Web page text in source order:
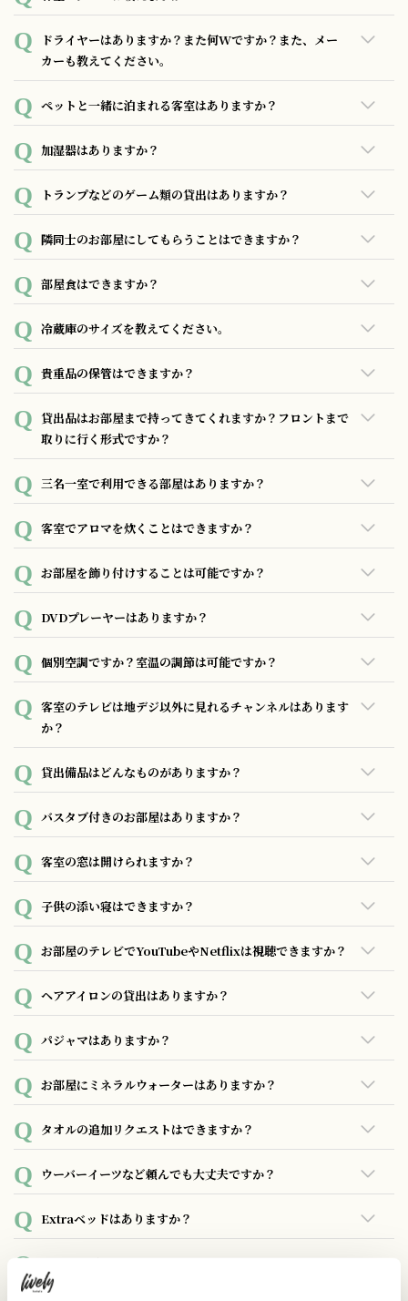
全客室禁煙となっております。1階屋外に指定の喫煙所がござ
いますので、そちらでお願い致します。尚、客室及び指定箇
所以外の場所で喫煙が発覚した場合、規約違反における違反
金として2万5千円を申し受けますのでくれぐれもご注意くだ
さい。
ドライヤーはありますか？また何Wですか？また、メー
カーも教えてください。
Panasonic のドライヤー（1200w ）を客室内に用意してま
す。洗面所にてご利用をお願いします。
ペットと一緒に泊まれる客室はありますか？
あいにく、ペットと泊まれるお部屋はご用意しておりませ
ん。
加湿器はありますか？
無料にてお貸し出ししておりますので、フロントにお声がけ
いただくか、モバイルアクセスからご注文ください。
トランプなどのゲーム類の貸出はありますか？
ゲーム用品（トランプ・UNO・ジェンガなど）の貸出を行っ
ております。
隣同士のお部屋にしてもらうことはできますか？
リクエストとしてお受けすることはできますが、事前の確約
はできかねます。 お部屋タイプや空室状況によってはご期待
に添いかねる場合がございますのであらかじめご了承くださ
い。
部屋食はできますか？
19:30 ～23:00までルームサービスのご用意がございます。
冷蔵庫のサイズを教えてください。
32Lの冷蔵冷凍庫を各お部屋に設置しております。
貴重品の保管はできますか？
現金、その他ご貴重品は客室内の金庫をご利用ください。 フ
ロントにてご貴重品のお預かりはお断りしております。ご了
承ください。
貸出品はお部屋まで持ってきてくれますか？フロントまで
取りに行く形式ですか？
お部屋までお持ち致します。
三名一室で利用できる部屋はありますか？
スーペリアキングルーム、スーペリアツインルーム、
UNWINDロフトルームがございます。 ただし、エキストラベ
ッドのご用意はございませんので、ご注意ください。
客室でアロマを炊くことはできますか？
ご遠慮頂いております。
お部屋を飾り付けすることは可能ですか？
お部屋を傷付けない範囲で飾り付けしていただくことは問題
ございません。 別途¥3,500にて風船、LEDライトなどを使用
した装飾をホテルスタッフにて行う事も可能です。お気軽に
ご相談ください。
DVDプレーヤーはありますか？
DVD・ブルーレイプレーヤー兼用のプレーヤーのご用意がご
ざいます。貸出数に限りがございますので、予めご了承くだ
さい。
個別空調ですか？室温の調節は可能ですか？
個別空調となっており、冷暖房の切り替え、室温の調整も可
能です。
客室のテレビは地デジ以外に見れるチャンネルはあります
か？
Apple TV対応で、Netflixやprime videoなどのネット配信を
テレビリモコンで操作の上で視聴可能です。※ご視聴にはご
自身のアカウントが必要です。
貸出備品はどんなものがありますか？
充電器、ヘアアイロン、美容グッズ、ゲーム類など様々なも
のをご用意しております。モバイルアクセスよりご注文下さ
い。
バスタブ付きのお部屋はありますか？
全客室にバスタブがございます。
客室の窓は開けられますか？
開閉可能です。
子供の添い寝はできますか？
各部屋の定員数以内でしたら、6歳未満のお子様は無料にて添
い寝いただけます。
※スタンダード ダブルルームの定員は、6歳未満 のお子さま
も含め2名となります。
※通常アメニティやタオル類は大人2名様分でご用意しており
ます。必要でしたら無料で追加いたしますので、お気軽にお
声かけください。
お部屋のテレビでYouTubeやNetflixは視聴できますか？
ご自身のアカウントをお持ちであればご視聴可能でございま
す。
ヘアアイロンの貸出はありますか？
お貸出用のヘアアイロンがございます。お貸出し状況によ
り、ご要望にお応えできない場合もございます事を予めご了
承下さい。
パジャマはありますか？
パジャマのご用意がございます。 リクエストでの貸し出し
（無料）となりますので、ご希望でございましたらフロント
にお声がけいただくか、モバイルアクセスにアクセス頂き、
リクエスト頂けます。
お部屋にミネラルウォーターはありますか？
ご宿泊人数分のペットボトルのミネラルウォーターを客室に
ご用意しています。ご連泊頂いた場合は連泊時の清掃の際に
再度人数分を補充させて頂きます。
タオルの追加リクエストはできますか？
無料にて承っています。フロントにお声がけいただくか、モ
バイルアクセスにアクセス頂き、リクエスト頂けます。
ウーバーイーツなど頼んでも大丈夫ですか？
ご注文可能です。ただし、お受け取りはお客様ご自身でお願
いいたします。
Extraベッドはありますか？
あいにく、エキストラベッドはご用意しておりません。
モーニングコールはできますか？